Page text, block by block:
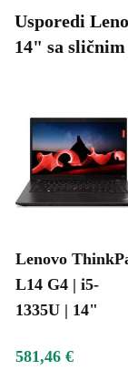
Usporedi
14" sa
Lenovo
L14 G4 | i5-
1335U | 14"
581,46 €